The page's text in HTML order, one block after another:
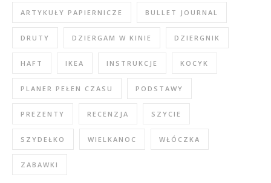
ARTYKUŁY PAPIERNICZE BULLET JOURNAL
DRUTY DZIERGAM W KINIE DZIERGNIK
HAFT IKEA INSTRUKCJE KOCYK
PLANER PEŁEN CZASU PODSTAWY
PREZENTY RECENZJA SZYCIE
SZYDEŁKO WIELKANOC WŁÓCZKA
ZABAWKI